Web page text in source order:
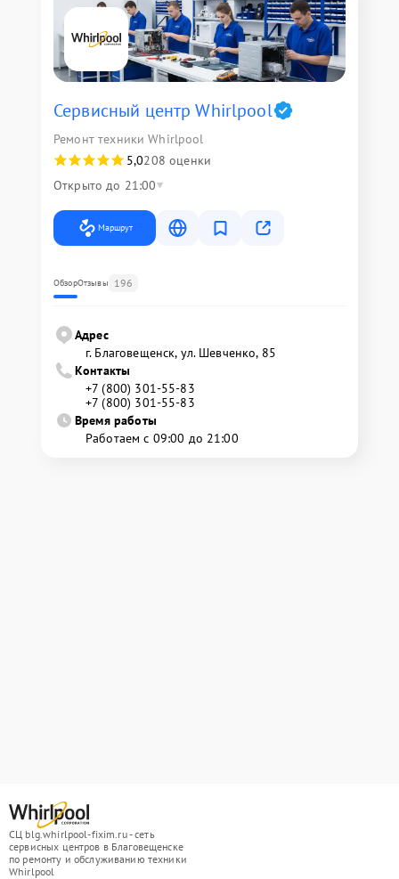
Сервисный центр Whirlpool
Ремонт техники Whirlpool
5,0208 оценки
Открыто до 21:00
Маршрут
ОбзорОтзывы 196
Адрес
г. Благовещенск, ул. Шевченко, 85
Контакты
+7 (800) 301-55-83
+7 (800) 301-55-83
Время работы
Работаем с 09:00 до 21:00
СЦ blg.whirlpool-fixim.ru - сеть
сервисных центров в Благовещенске
по ремонту и обслуживанию техники
Whirlpool